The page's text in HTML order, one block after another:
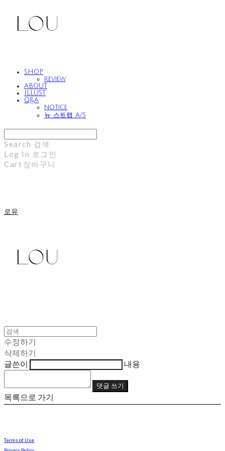
SHOP
review
ABOUT
ILLUST
Q&A
notice
뉴 스트랩 A/S
Search 검색
Log In 로그인
Cart 장바구니
로유
수정하기
삭제하기
글쓴이
내용
댓글 쓰기
목록으로 가기
Terms of Use